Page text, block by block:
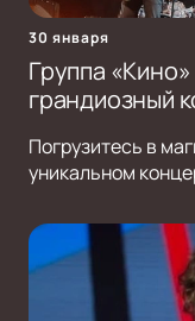
30 января
Группа
грандиозный
Погрузитесь в
уникальном